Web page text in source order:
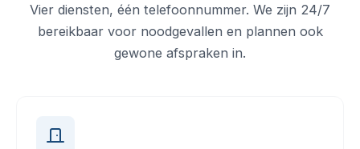
Vier diensten, één telefoonnummer. We zijn 24/7
bereikbaar voor noodgevallen en plannen ook
gewone afspraken in.